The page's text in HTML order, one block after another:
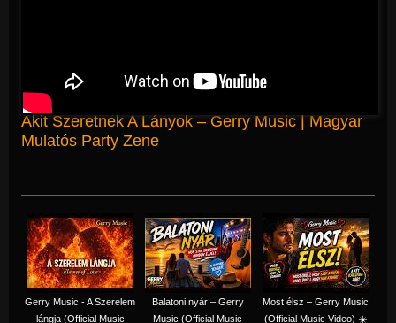
Akit Szeretnek A Lányok – Gerry Music | Magyar
Mulatós Party Zene
Gerry Music - A Szerelem
lángja (Official Music
Balatoni nyár – Gerry
Music (Official Music
Most élsz – Gerry Music
(Official Music Video) ☀️